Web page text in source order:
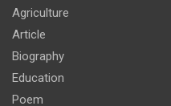
Agriculture
Article
Biography
Education
Poem